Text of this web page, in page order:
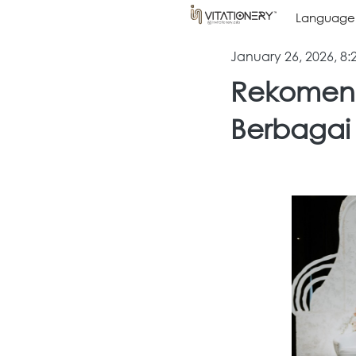
Language
Language
January 26, 2026,